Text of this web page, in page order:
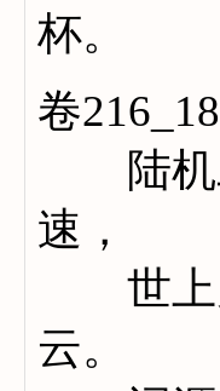
杯。
卷
陆机二
速，
世上儿
云。